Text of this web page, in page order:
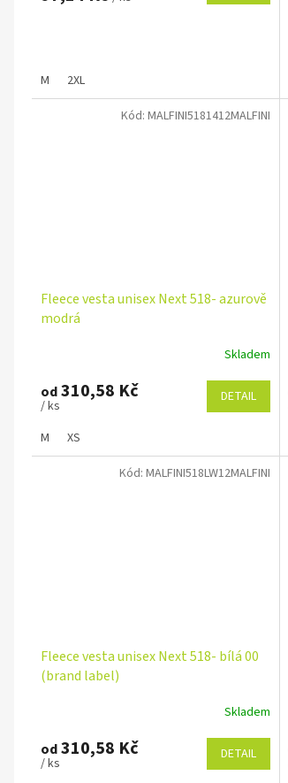
M 2XL
Fleece vesta unisex Next 518- azurově
modrá
Skladem
od310,58 Kč
/ ks
DETAIL
M XS
Kód: MALFINI5181412MALFINI
Fleece vesta unisex Next 518- bílá 00
(brand label)
Skladem
od310,58 Kč
/ ks
DETAIL
Kód: MALFINI518LW12MALFINI